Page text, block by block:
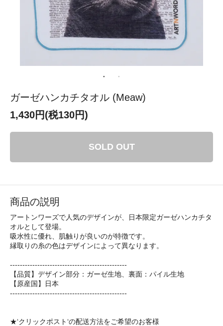
ガーゼハンカチタオル (Meaw)
1,430円(税130円)
SOLD OUT
商品の説明
アートンワーズで人気のデザインが、日本限定ガーゼハンカチタ
オルとして登場。
吸水性に優れ、肌触りが良いのが特徴です。
縁取りの糸の色はデザインによって異なります。
-----------------------------------------------
【品質】デザイン部分：ガーゼ生地、裏面：パイル生地
【原産国】日本
-----------------------------------------------
★‘クリックポスト‘の配送方法をご希望のお客様